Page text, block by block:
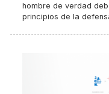
hombre de verdad
principios de la